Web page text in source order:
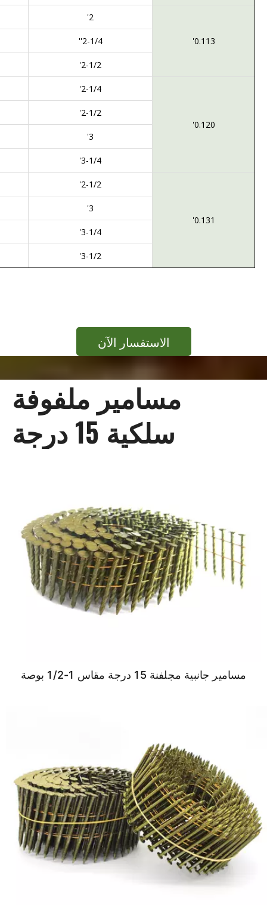
0.113'
2'
2-1/4''
2-1/2'
0.120'
2-1/4'
2-1/2'
3'
3-1/4'
0.131'
2-1/2'
3'
3-1/4'
3-1/2'
الاستفسار الآن
مسامير ملفوفة
سلكية 15 درجة
مسامير جانبية مجلفنة 15 درجة مقاس 1-1/2 بوصة